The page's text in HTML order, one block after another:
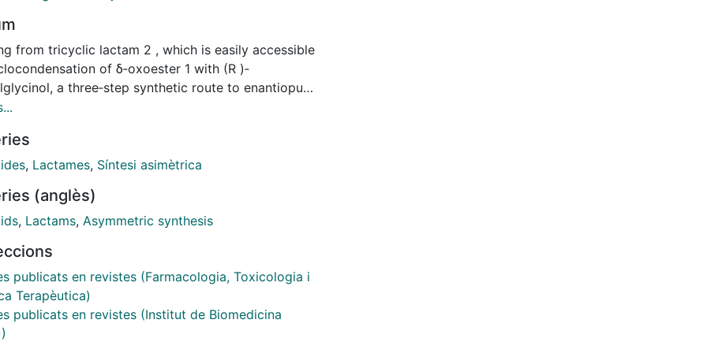
from tricyclic lactam 2 , which is easily accessible
of δ‐oxoester 1 with (R )‐
a three‐step synthetic route to enantiopure
tetrahydroisoquinolines, including 1‐alkyl‐, 1‐
tricyclic alkaloid (-)‐crispine A, has been
The key step is a stereoselective α‐
, Lactames, Síntesi asimètrica
(anglès)
, Lactams, Asymmetric synthesis
publicats en revistes (Farmacologia, Toxicologia i
Terapèutica)
publicats en revistes (Institut de Biomedicina